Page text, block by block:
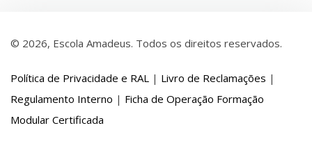
© 2026, Escola Amadeus. Todos os direitos reservados.
Política de Privacidade e RAL | Livro de Reclamações |
Regulamento Interno | Ficha de Operação Formação
Modular Certificada